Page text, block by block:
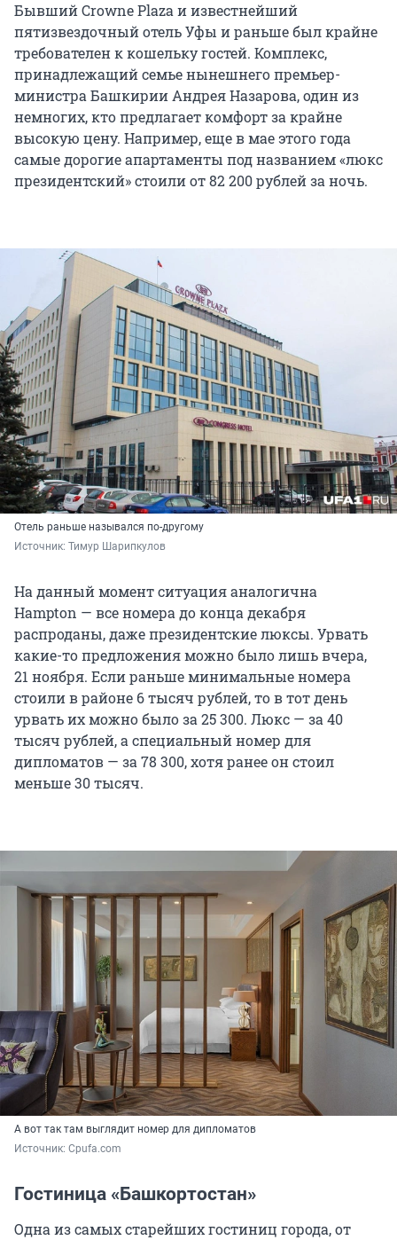
Бывший Crowne Plaza и известнейший
пятизвездочный отель Уфы и раньше был крайне
требователен к кошельку гостей. Комплекс,
принадлежащий семье нынешнего премьер-
министра Башкирии Андрея Назарова, один из
немногих, кто предлагает комфорт за крайне
высокую цену. Например, еще в мае этого года
самые дорогие апартаменты под названием «люкс
президентский» стоили от 82 200 рублей за ночь.
Отель раньше назывался по-другому
Источник: Тимур Шарипкулов
На данный момент ситуация аналогична
Hampton — все номера до конца декабря
распроданы, даже президентские люксы. Урвать
какие-то предложения можно было лишь вчера,
21 ноября. Если раньше минимальные номера
стоили в районе 6 тысяч рублей, то в тот день
урвать их можно было за 25 300. Люкс — за 40
тысяч рублей, а специальный номер для
дипломатов — за 78 300, хотя ранее он стоил
меньше 30 тысяч.
А вот так там выглядит номер для дипломатов
Источник: Сpufa.com
Гостиница «Башкортостан»
Одна из самых старейших гостиниц города, от